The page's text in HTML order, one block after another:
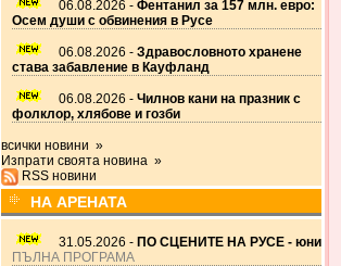
06.08.2026 - Фентанил за 157 млн. евро:
Осем души с обвинения в Русе
06.08.2026 - Здравословното хранене
става забавление в Кауфланд
06.08.2026 - Чилнов кани на празник с
фолклор, хлябове и гозби
всички новини »
Изпрати своята новина »
RSS новини
НА АРЕНАТА
31.05.2026 - ПО СЦЕНИТЕ НА РУСЕ - юни
ПЪЛНА ПРОГРАМА